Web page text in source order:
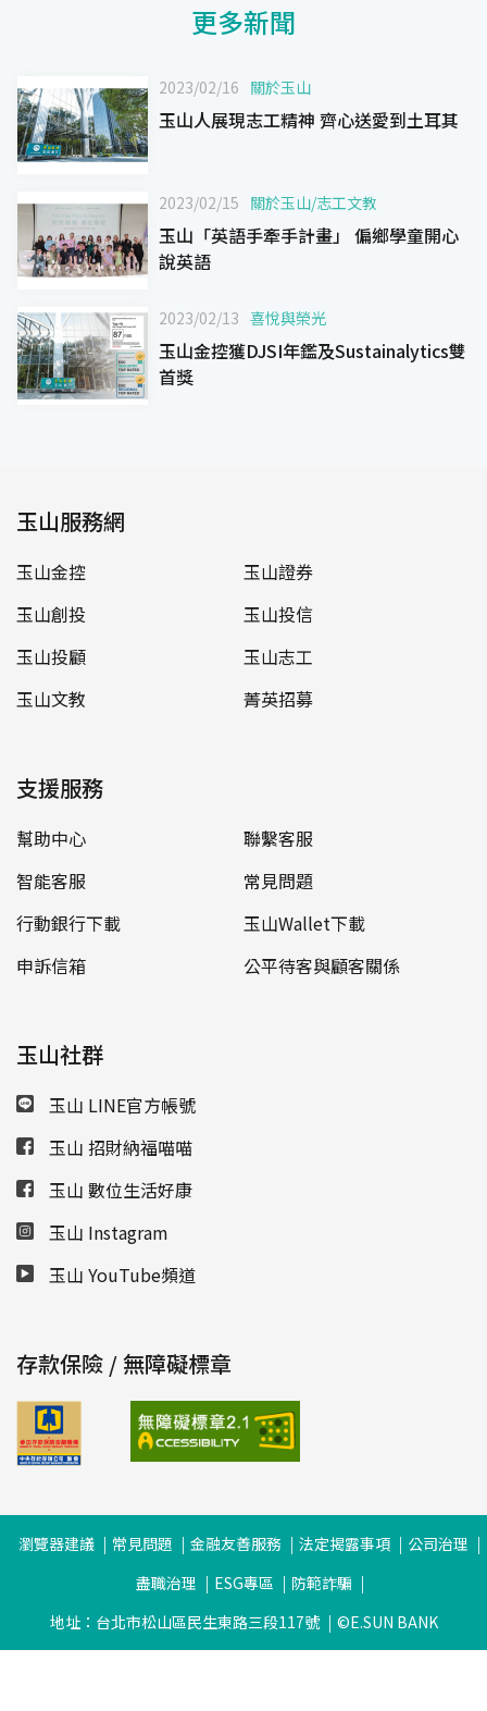
更多新聞
2023/02/16 關於玉山
玉山人展現志工精神 齊心送愛到土耳其
2023/02/15 關於玉山/志工文教
玉山「英語手牽手計畫」 偏鄉學童開心
說英語
2023/02/13 喜悅與榮光
玉山金控獲DJSI年鑑及Sustainalytics雙
首獎
玉山服務網
玉山金控
玉山證券
玉山創投
玉山投信
玉山投顧
玉山志工
玉山文教
菁英招募
支援服務
幫助中心
聯繫客服
智能客服
常見問題
行動銀行下載
玉山Wallet下載
申訴信箱
公平待客與顧客關係
玉山社群
玉山 LINE官方帳號
玉山 招財納福喵喵
玉山 數位生活好康
玉山 Instagram
玉山 YouTube頻道
存款保險 / 無障礙標章
瀏覽器建議 常見問題 金融友善服務 法定揭露事項
公司治理
盡職治理
ESG專區
防範詐騙
地址：台北市松山區民生東路三段117號
©E.SUN BANK